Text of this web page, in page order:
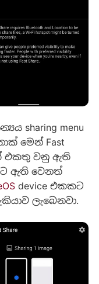
sharing menu
මෙන් Fast
එකතු වනු ඇති
ඇති වෙනත්
device එකකට
ලැබෙනවා.